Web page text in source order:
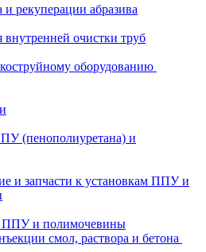
рекуперации абразива
внутренней очистки труб
оборудованию
(пенополиуретана) и
и запчасти к установкам ППУ и
ППУ и полимочевины
смол, раствора и бетона